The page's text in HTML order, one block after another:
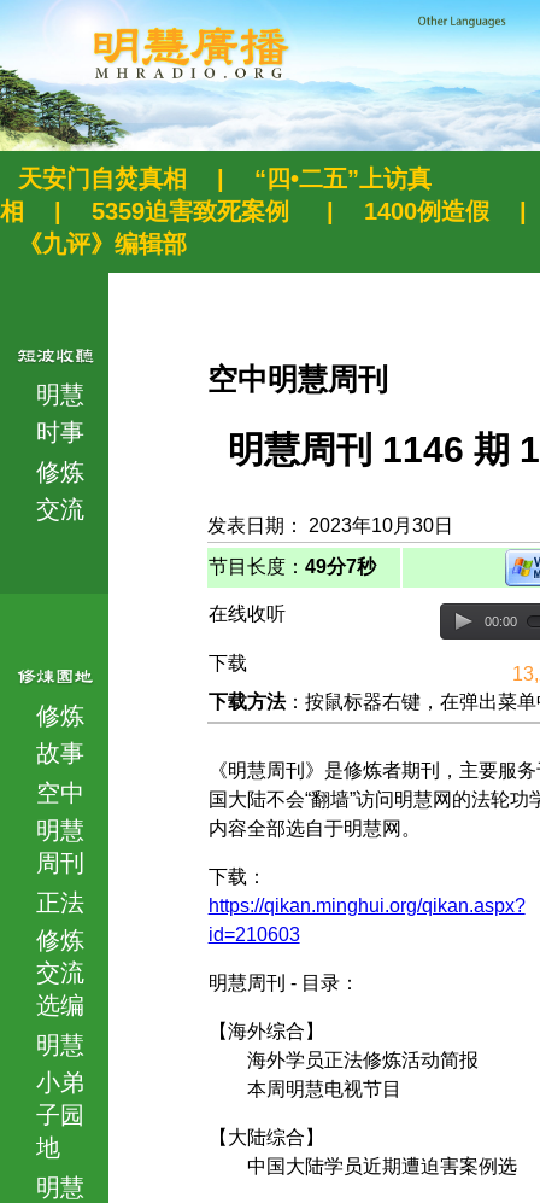
天安门自焚真相
“四•二五”上访真
相
5359迫害致死案例 1400例造假
《九评》编辑部
明慧
时事
修炼
交流
修炼
故事
空中
明慧
周刊
正法
修炼
交流
选编
明慧
小弟
子园
地
明慧
空中明慧周刊
明慧周刊 1146 期
发表日期： 2023年10月30日
节目长度： 49分7秒
在线收听 00:00
下载
下载方法：按鼠标器右键，在弹出菜
《明慧周刊》是修炼者期刊，主要服
国大陆不会“翻墙”访问明慧网的法轮功
内容全部选自于明慧网。
下载：
https://qikan.minghui.org/qikan.aspx?
id=210603
明慧周刊 - 目录：
【海外综合】
海外学员正法修炼活动简报
本周明慧电视节目
【大陆综合】
中国大陆学员近期遭迫害案例选